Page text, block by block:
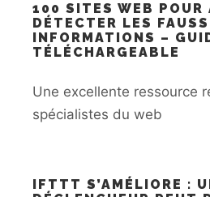
100 SITES WEB POUR
DÉTECTER LES
INFORMATIONS –
TÉLÉCHARGEABLE
Une excellente ressource
spécialistes du web
IFTTT S’AMÉLIORE :